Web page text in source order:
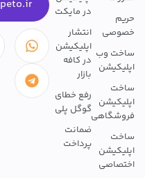
حریم
خصوصی
ساخت وب
اپلیکیشن
ساخت
اپلیکیشن
فروشگاهی
ساخت
اپلیکیشن
اختصاصی
در مایکت
انتشار
اپلیکیشن
در کافه
بازار
رفع خطای
گوگل پلی
ضمانت
پرداخت